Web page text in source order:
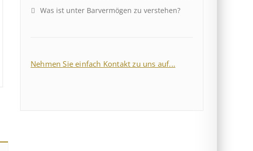
Was ist unter Barvermögen zu verstehen?
Nehmen Sie einfach Kontakt zu uns auf...